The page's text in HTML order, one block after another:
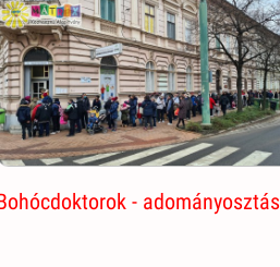
- adományosztás